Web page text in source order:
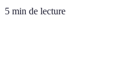
5 min de lecture